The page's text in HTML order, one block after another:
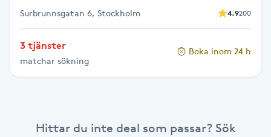
Surbrunnsgatan 6, Stockholm 4.9200
3 tjänster
matchar sökning
Boka inom 24 h
Hittar du inte deal som passar? Sök